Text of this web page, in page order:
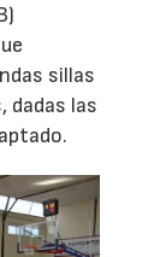
sillas
dadas las